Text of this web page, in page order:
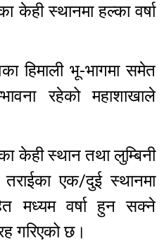
केही स्थानमा हल्का वर्षा
हिमाली भू-भागमा समेत
रहेको महाशाखाले
केही स्थान तथा लुम्बिनी
एक/दुई स्थानमा
मध्यम वर्षा हुन सक्ने
गरिएको छ।